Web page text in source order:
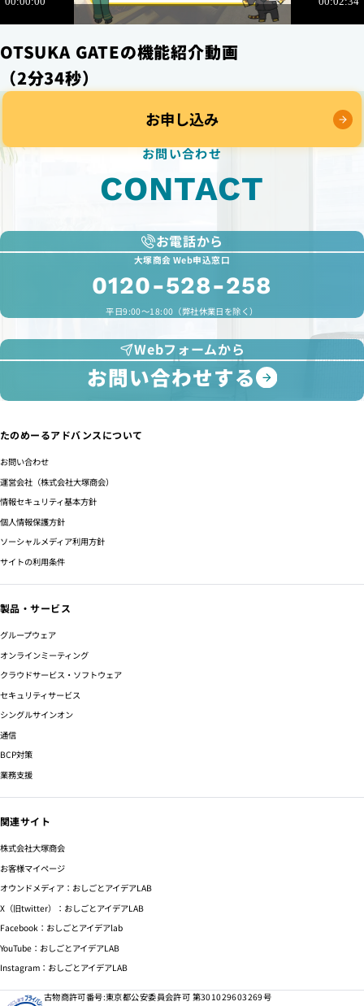
OTSUKA GATEの機能紹介動画
（2分34秒）
お申し込み
お問い合わせ
CONTACT
お電話から
大塚商会 Web申込窓口
0120-528-258
平日9:00～18:00（弊社休業日を除く）
Webフォームから
お問い合わせする
たのめーるアドバンスについて
お問い合わせ
運営会社（株式会社大塚商会）
情報セキュリティ基本方針
個人情報保護方針
ソーシャルメディア利用方針
サイトの利用条件
製品・サービス
グループウェア
オンラインミーティング
クラウドサービス・ソフトウェア
セキュリティサービス
シングルサインオン
通信
BCP対策
業務支援
関連サイト
株式会社大塚商会
お客様マイページ
オウンドメディア：おしごとアイデアLAB
X（旧twitter）：おしごとアイデアLAB
Facebook：おしごとアイデアlab
YouTube：おしごとアイデアLAB
Instagram：おしごとアイデアLAB
古物商許可番号:東京都公安委員会許可 第301029603269号